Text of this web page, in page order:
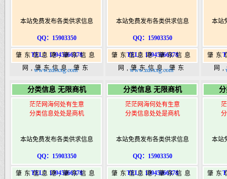
本站免费发布各类供求信息
QQ：15903350
TEL：15945066378
肇东信息港,肇东信息
网,肇东信息,肇东
港|www.zhaodongshi.com
www.zdsxxg.com
本站免费发布各类供求信息
QQ：15903350
TEL：15945066378
肇东信息港,肇东信息
网,肇东信息,肇东
港|www.zhaodongshi.com
www.zdsxxg.com
本站
肇东
网
港
分类信息 无限商机
茫茫网海何处有生意
分类信息处处是商机
本站免费发布各类供求信息
QQ：15903350
TEL：15945066378
肇东信息港,肇东信息
分类信息 无限商机
茫茫网海何处有生意
分类信息处处是商机
本站免费发布各类供求信息
QQ：15903350
TEL：15945066378
肇东信息港,肇东信息
本站
肇东